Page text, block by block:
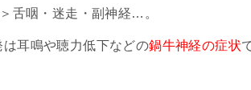
舌咽・迷走・副神経…。
耳鳴や聴力低下などの鍋牛神経の症状